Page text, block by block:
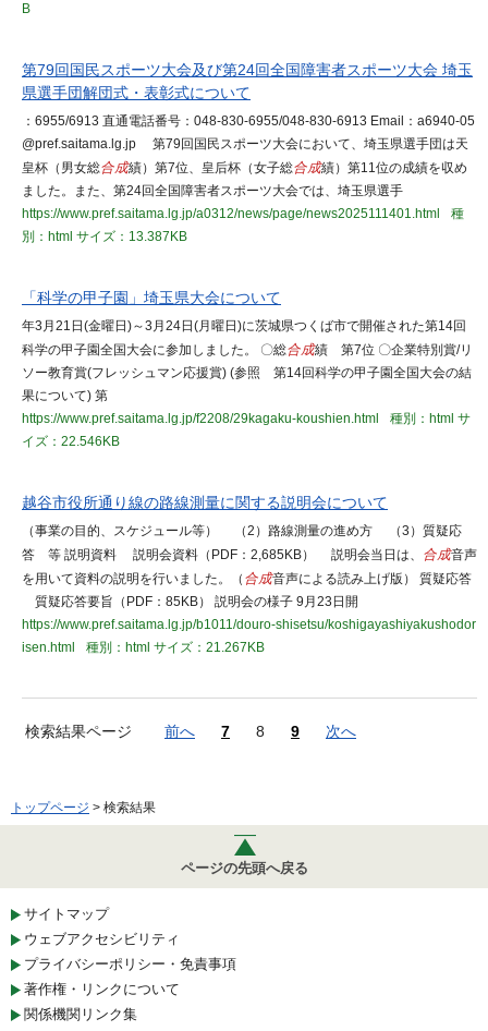
B
第79回国民スポーツ大会及び第24回全国障害者スポーツ大会 埼玉
県選手団解団式・表彰式について
：6955/6913 直通電話番号：048-830-6955/048-830-6913 Email：a6940-05
@pref.saitama.lg.jp 第79回国民スポーツ大会において、埼玉県選手団は天
皇杯（男女総合成績）第7位、皇后杯（女子総合成績）第11位の成績を収め
ました。また、第24回全国障害者スポーツ大会では、埼玉県選手
https://www.pref.saitama.lg.jp/a0312/news/page/news2025111401.html
種
別：html サイズ：13.387KB
「科学の甲子園」埼玉県大会について
年3月21日(金曜日)～3月24日(月曜日)に茨城県つくば市で開催された第14回
科学の甲子園全国大会に参加しました。 〇総合成績 第7位 〇企業特別賞/リ
ソー教育賞(フレッシュマン応援賞) (参照 第14回科学の甲子園全国大会の結
果について) 第
https://www.pref.saitama.lg.jp/f2208/29kagaku-koushien.html
種別：html サ
イズ：22.546KB
越谷市役所通り線の路線測量に関する説明会について
（事業の目的、スケジュール等） （2）路線測量の進め方 （3）質疑応
答 等 説明資料 説明会資料（PDF：2,685KB） 説明会当日は、 合成音声
を用いて資料の説明を行いました。（ 合成音声による読み上げ版） 質疑応答
質疑応答要旨（PDF：85KB） 説明会の様子 9月23日開
https://www.pref.saitama.lg.jp/b1011/douro-shisetsu/koshigayashiyakushodor
isen.html
種別：html サイズ：21.267KB
検索結果ページ 前へ 7 8 9 次へ
トップページ > 検索結果
ページの先頭へ戻る
サイトマップ
ウェブアクセシビリティ
プライバシーポリシー・免責事項
著作権・リンクについて
関係機関リンク集